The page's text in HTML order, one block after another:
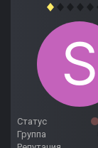
Статус
Группа